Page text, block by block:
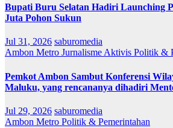
Bupati Buru Selatan Hadiri Launching
Juta Pohon Sukun
Jul 31, 2026 saburomedia
Ambon Metro Jurnalisme Aktivis Politik &
Pemkot Ambon Sambut Konferensi
Maluku, yang rencananya dihadiri
Jul 29, 2026 saburomedia
Ambon Metro Politik & Pemerintahan